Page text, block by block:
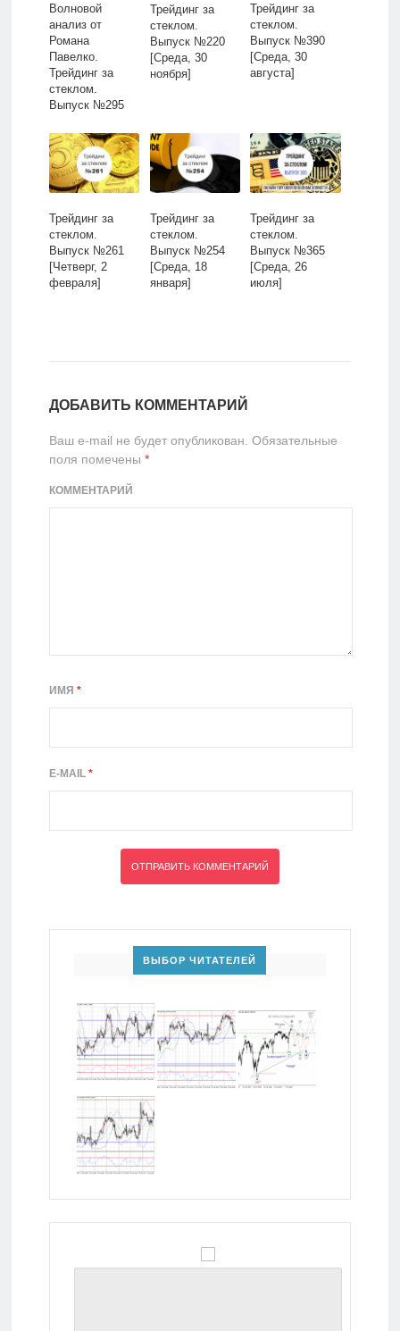
Волновой
анализ от
Романа
Павелко.
Трейдинг за
стеклом.
Выпуск №295
26 марта]
Трейдинг за
стеклом.
Выпуск №220
[Среда, 30
ноября]
Трейдинг за
стеклом.
Выпуск №390
[Среда, 30
августа]
Трейдинг за
стеклом.
Выпуск №261
[Четверг, 2
февраля]
Трейдинг за
стеклом.
Выпуск №254
[Среда, 18
января]
Трейдинг за
стеклом.
Выпуск №365
[Среда, 26
июля]
ДОБАВИТЬ КОММЕНТАРИЙ
Ваш e-mail не будет опубликован. Обязательные
поля помечены *
КОММЕНТАРИЙ
ИМЯ *
E-MAIL *
ВЫБОР ЧИТАТЕЛЕЙ